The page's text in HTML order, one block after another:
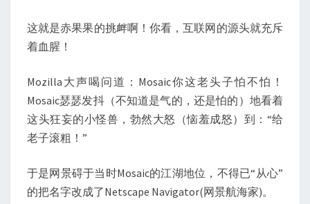
这就是赤果果的挑衅啊！你看，互联网的源头就充斥
着血腥！
Mozilla大声喝问道：Mosaic你这老头子怕不怕！
Mosaic瑟瑟发抖（不知道是气的，还是怕的）地看着
这头狂妄的小怪兽，勃然大怒（恼羞成怒）到：“给
老子滚粗！”
于是网景碍于当时Mosaic的江湖地位，不得已“从心”
的把名字改成了Netscape Navigator(网景航海家)。